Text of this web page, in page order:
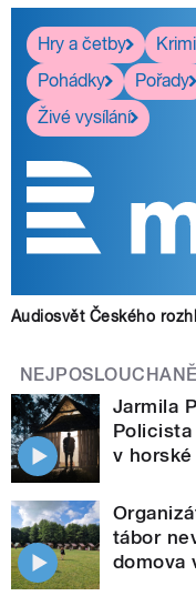
Hry a četby
Krimi
Pohádky
Pořady
Živé vysílání
Audiosvět Českého
Jarmila
v horské
tábor
domova